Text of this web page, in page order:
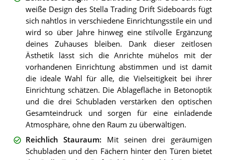
weiße Design des Stella Trading Drift Sideboards fügt
sich nahtlos in verschiedene Einrichtungsstile ein und
wird so über Jahre hinweg eine stilvolle Ergänzung
deines Zuhauses bleiben. Dank dieser zeitlosen
Ästhetik lässt sich die Anrichte mühelos mit der
vorhandenen Einrichtung abstimmen und ist damit
die ideale Wahl für alle, die Vielseitigkeit bei ihrer
Einrichtung schätzen. Die Ablagefläche in Betonoptik
und die drei Schubladen verstärken den optischen
Gesamteindruck und sorgen für eine einladende
Atmosphäre, ohne den Raum zu überwältigen.
Reichlich Stauraum: Mit seinen drei geräumigen
Schubladen und den Fächern hinter den Türen bietet